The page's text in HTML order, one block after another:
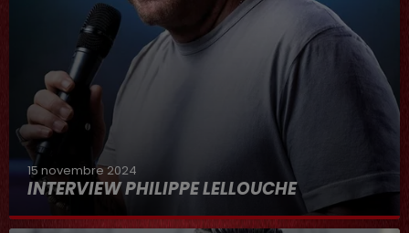
15 novembre 2024
INTERVIEW PHILIPPE LELLOUCHE